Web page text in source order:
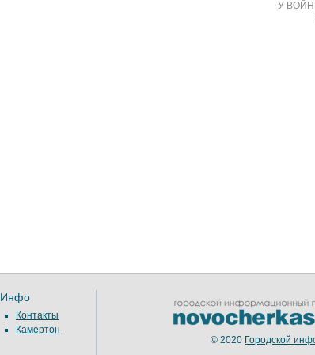
У
Инфо
Контакты
Камертон
© 2020 Городской